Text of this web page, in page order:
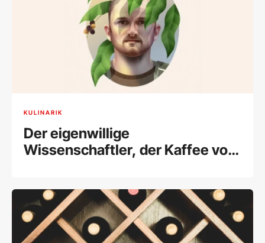
KULINARIK
Der eigenwillige
Wissenschaftler, der Kaffee vor